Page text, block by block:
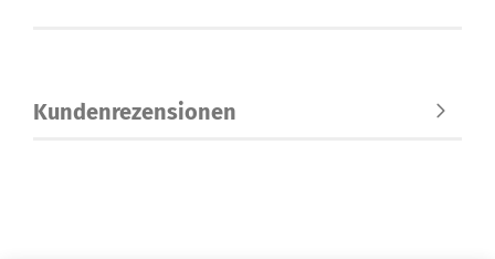
Kundenrezensionen